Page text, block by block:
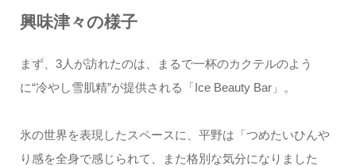
興味津々の様子
まず、3人が訪れたのは、まるで一杯のカクテルのよう
に“冷やし雪肌精”が提供される「Ice Beauty Bar」。
氷の世界を表現したスペースに、平野は「つめたいひんや
り感を全身で感じられて、また格別な気分になりました